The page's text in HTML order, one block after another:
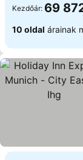
Kezdőár: 69
10 oldal árainak